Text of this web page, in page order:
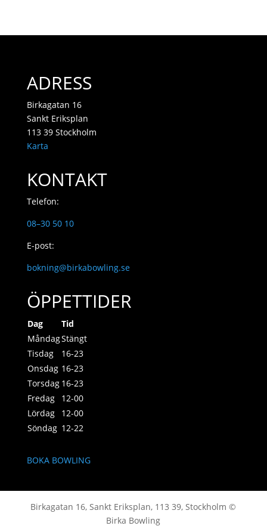
ADRESS
Birkagatan 16
Sankt Eriksplan
113 39 Stockholm
Karta
KONTAKT
Telefon:
08–30 50 10
E-post:
bokning@birkabowling.se
ÖPPETTIDER
Dag
Tid
MåndagStängt
Tisdag
16-23
Onsdag 16-23
Torsdag 16-23
Fredag
12-00
Lördag
12-00
Söndag 12-22
BOKA BOWLING
Birkagatan 16, Sankt Eriksplan, 113 39, Stockholm ©
Birka Bowling